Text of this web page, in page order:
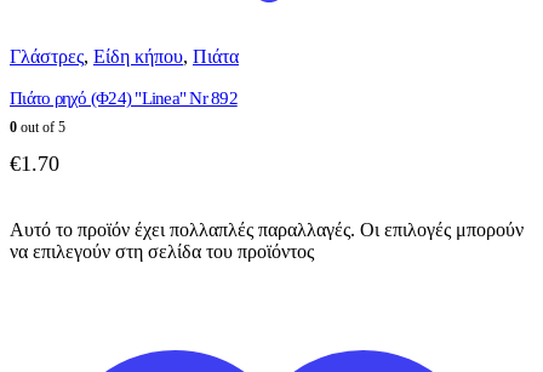
Γλάστρες, Είδη κήπου, Πιάτα
Πιάτο ρηχό (Φ24) "Linea" Nr 892
0 out of 5
€1.70
Αυτό το προϊόν έχει πολλαπλές παραλλαγές. Οι επιλογές μπορούν
να επιλεγούν στη σελίδα του προϊόντος